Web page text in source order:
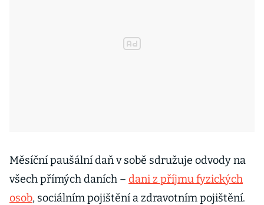
Měsíční paušální daň v sobě sdružuje odvody na
všech přímých daních – dani z příjmu fyzických
osob, sociálním pojištění a zdravotním pojištění.